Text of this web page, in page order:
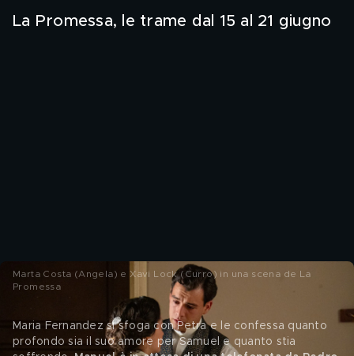
La Promessa, le trame dal 15 al 21 giugno
Marta Costa (Angela) e Xavi Lock (Curro) in una scena de La
Promessa
Maria Fernandez si sfoga con Petra e le confessa quanto
profondo sia il suo amore per Samuel e quanto stia